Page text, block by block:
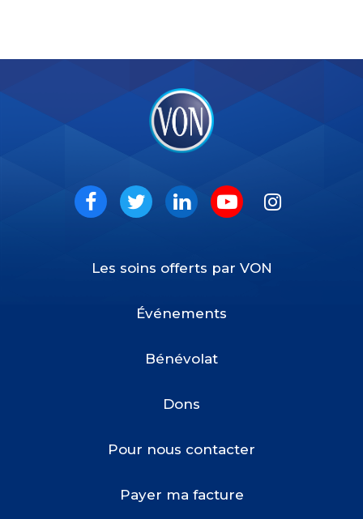
Social
Les soins offerts par VON
Événements
Bénévolat
Dons
Pour nous contacter
Payer ma facture